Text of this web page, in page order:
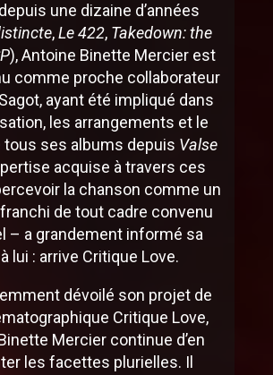
depuis une dizaine d’années
,Le 422, Takedown: the
), Antoine Binette Mercier est
comme proche collaborateur
ayant été impliqué dans
les arrangements et le
tous ses albums depuis Valse
acquise à travers ces
la chanson comme un
de tout cadre convenu
– a grandement informé sa
lui : arrive Critique Love.
dévoilé son projet de
Critique Love,
Mercier continue d’en
les facettes plurielles. Il